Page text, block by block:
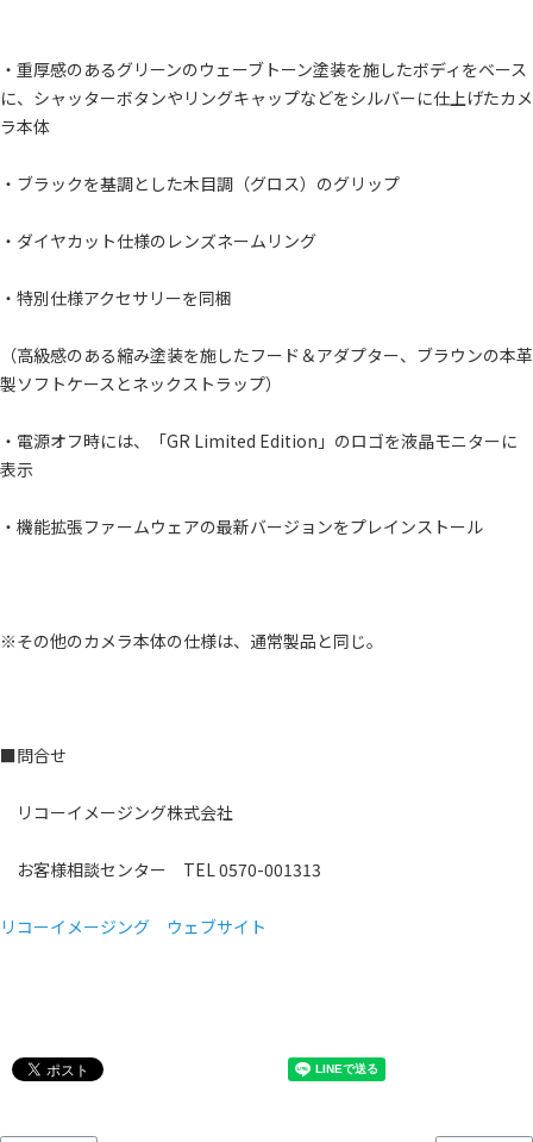
・重厚感のあるグリーンのウェーブトーン塗装を施したボディをベース
に、シャッターボタンやリングキャップなどをシルバーに仕上げたカメ
ラ本体
・ブラックを基調とした木目調（グロス）のグリップ
・ダイヤカット仕様のレンズネームリング
・特別仕様アクセサリーを同梱
（高級感のある縮み塗装を施したフード＆アダプター、ブラウンの本革
製ソフトケースとネックストラップ）
・電源オフ時には、「GR Limited Edition」のロゴを液晶モニターに
表示
・機能拡張ファームウェアの最新バージョンをプレインストール
※その他のカメラ本体の仕様は、通常製品と同じ。
■問合せ
リコーイメージング株式会社
お客様相談センター TEL 0570-001313
リコーイメージング ウェブサイト